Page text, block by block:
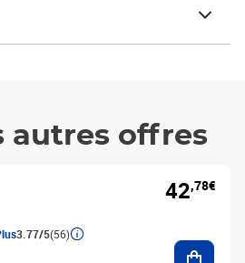
autres offres
3.77/5(56)
42,78€